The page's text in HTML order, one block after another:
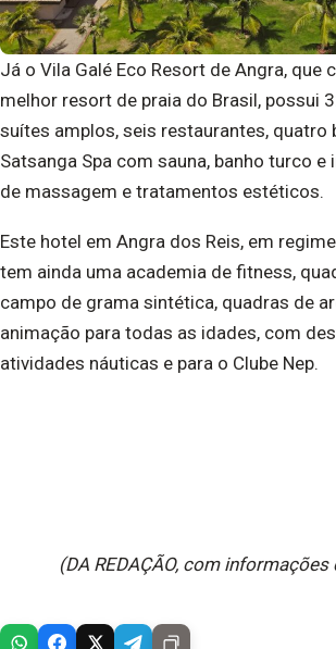
Já o Vila Galé Eco Resort de Angra, que
melhor resort de praia do Brasil, possui
suítes amplos, seis restaurantes, quatro
Satsanga Spa com sauna, banho turco e
de massagem e tratamentos estéticos.
Este hotel em Angra dos Reis, em
tem ainda uma academia de fitness,
campo de grama sintética, quadras de
animação para todas as idades, com
atividades náuticas e para o Clube Nep.
(DA REDAÇÃO, com